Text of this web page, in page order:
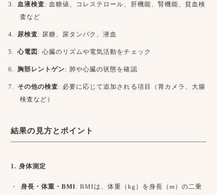
血液検査: 血糖値、コレステロール、肝機能、腎機能、貧血検
査など
尿検査: 尿糖、尿タンパク、潜血
心電図 : 心臓のリズムや電気活動をチェック
胸部レントゲン: 肺や心臓の状態を確認
その他の検査: 必要に応じて追加される項目（胃カメラ、大腸
検査など）
結果の見方とポイント
1. 身体測定
身長・体重・BMI: BMIは、体重（kg）を身長（m）の二乗